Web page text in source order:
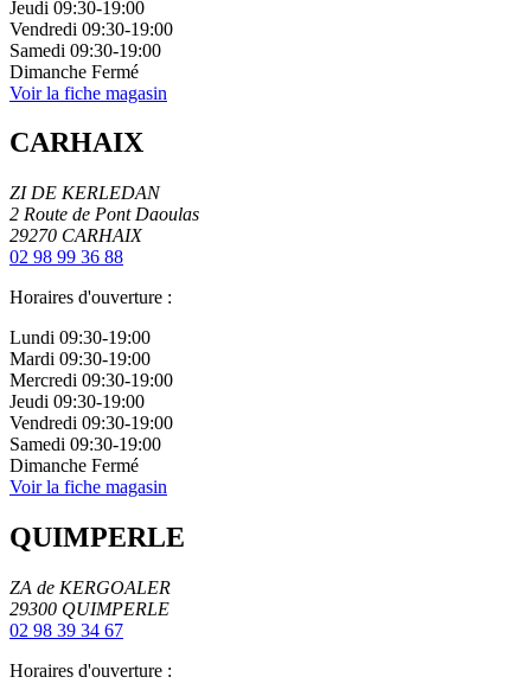
Jeudi 09:30-19:00
Vendredi 09:30-19:00
Samedi 09:30-19:00
Dimanche Fermé
Voir la fiche magasin
CARHAIX
ZI DE KERLEDAN
2 Route de Pont Daoulas
29270 CARHAIX
02 98 99 36 88
Horaires d'ouverture :
Lundi 09:30-19:00
Mardi 09:30-19:00
Mercredi 09:30-19:00
Jeudi 09:30-19:00
Vendredi 09:30-19:00
Samedi 09:30-19:00
Dimanche Fermé
Voir la fiche magasin
QUIMPERLE
ZA de KERGOALER
29300 QUIMPERLE
02 98 39 34 67
Horaires d'ouverture :